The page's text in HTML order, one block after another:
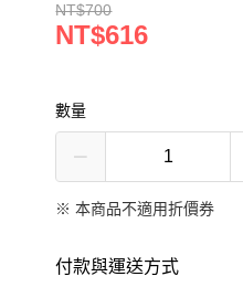
NT$700
NT$616
數量
※ 本商品不適用折價券
付款與運送方式